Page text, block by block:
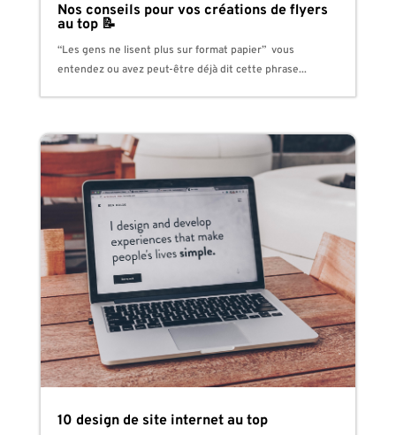
Nos conseils pour vos créations de flyers
au top 📝
“Les gens ne lisent plus sur format papier” vous
entendez ou avez peut-être déjà dit cette phrase...
10 design de site internet au top